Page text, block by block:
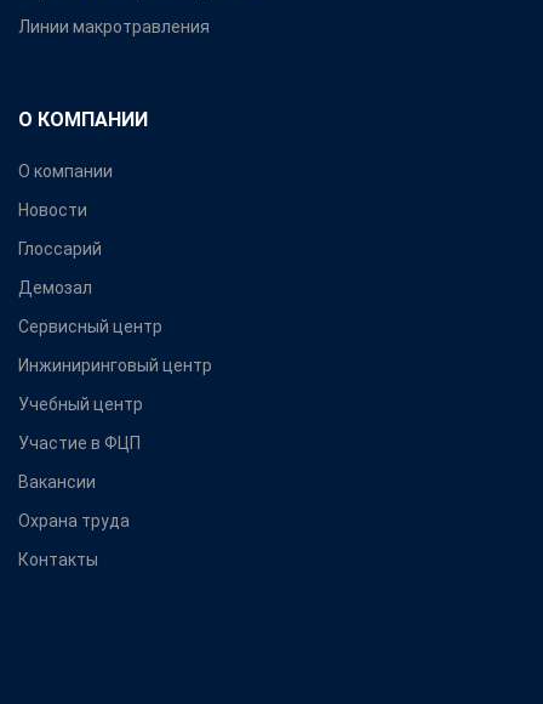
Линии макротравления
О КОМПАНИИ
О компании
Новости
Глоссарий
Демозал
Сервисный центр
Инжиниринговый центр
Учебный центр
Участие в ФЦП
Вакансии
Охрана труда
Контакты